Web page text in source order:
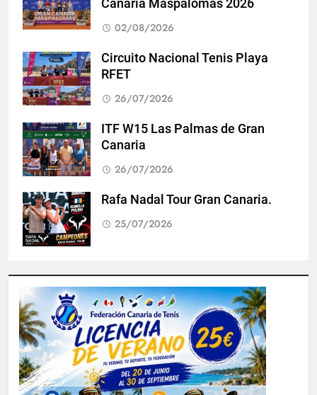
Canaria Maspalomas 2026
02/08/2026
Circuito Nacional Tenis Playa
RFET
26/07/2026
ITF W15 Las Palmas de Gran
Canaria
26/07/2026
Rafa Nadal Tour Gran Canaria.
25/07/2026